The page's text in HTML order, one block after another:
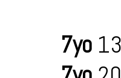
7yo